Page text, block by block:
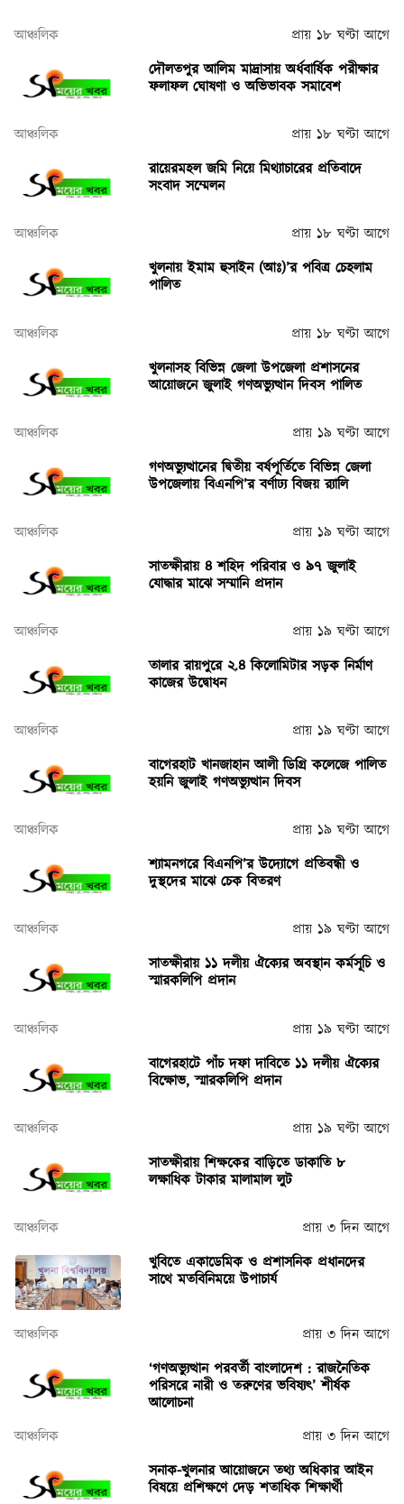
আঞ্চলিক
প্রায় ১৮ ঘণ্টা আগে
দৌলতপুর আলিম মাদ্রাসায় অর্ধবার্ষিক পরীক্ষার
ফলাফল ঘোষণা ও অভিভাবক সমাবেশ
আঞ্চলিক
প্রায় ১৮ ঘণ্টা আগে
রায়েরমহল জমি নিয়ে মিথ্যাচারের প্রতিবাদে
সংবাদ সম্মেলন
আঞ্চলিক
প্রায় ১৮ ঘণ্টা আগে
খুলনায় ইমাম হুসাইন (আঃ)’র পবিত্র চেহলাম
পালিত
আঞ্চলিক
প্রায় ১৮ ঘণ্টা আগে
খুলনাসহ বিভিন্ন জেলা উপজেলা প্রশাসনের
আয়োজনে জুলাই গণঅভ্যুত্থান দিবস পালিত
আঞ্চলিক
প্রায় ১৯ ঘণ্টা আগে
গণঅভ্যুত্থানের দ্বিতীয় বর্ষপূর্তিতে বিভিন্ন জেলা
উপজেলায় বিএনপি’র বর্ণাঢ্য বিজয় র‌্যালি
আঞ্চলিক
প্রায় ১৯ ঘণ্টা আগে
সাতক্ষীরায় ৪ শহিদ পরিবার ও ৯৭ জুলাই
যোদ্ধার মাঝে সম্মানি প্রদান
আঞ্চলিক
প্রায় ১৯ ঘণ্টা আগে
তালার রায়পুরে ২.৪ কিলোমিটার সড়ক নির্মাণ
কাজের উদ্বোধন
আঞ্চলিক
প্রায় ১৯ ঘণ্টা আগে
বাগেরহাট খানজাহান আলী ডিগ্রি কলেজে পালিত
হয়নি জুলাই গণঅভ্যুত্থান দিবস
আঞ্চলিক
প্রায় ১৯ ঘণ্টা আগে
শ্যামনগরে বিএনপি’র উদ্যোগে প্রতিবন্ধী ও
দুস্থদের মাঝে চেক বিতরণ
আঞ্চলিক
প্রায় ১৯ ঘণ্টা আগে
সাতক্ষীরায় ১১ দলীয় ঐক্যের অবস্থান কর্মসূচি ও
স্মারকলিপি প্রদান
আঞ্চলিক
প্রায় ১৯ ঘণ্টা আগে
বাগেরহাটে পাঁচ দফা দাবিতে ১১ দলীয় ঐক্যের
বিক্ষোভ, স্মারকলিপি প্রদান
আঞ্চলিক
প্রায় ১৯ ঘণ্টা আগে
সাতক্ষীরায় শিক্ষকের বাড়িতে ডাকাতি ৮
লক্ষাধিক টাকার মালামাল লুট
আঞ্চলিক
প্রায় ৩ দিন আগে
খুবিতে একাডেমিক ও প্রশাসনিক প্রধানদের
সাথে মতবিনিময়ে উপাচার্য
আঞ্চলিক
প্রায় ৩ দিন আগে
‘গণঅভ্যুত্থান পরবর্তী বাংলাদেশ : রাজনৈতিক
পরিসরে নারী ও তরুণের ভবিষ্যৎ’ শীর্ষক
আলোচনা
আঞ্চলিক
প্রায় ৩ দিন আগে
সনাক-খুলনার আয়োজনে তথ্য অধিকার আইন
বিষয়ে প্রশিক্ষণে দেড় শতাধিক শিক্ষার্থী